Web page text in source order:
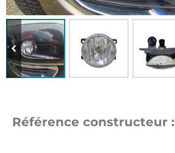
Référence constructeur :